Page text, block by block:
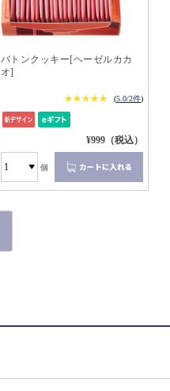
バトンクッキー[ヘーゼルカカ
オ]
★★★★★
★★★★★ (5.0/2件)
¥999（税込）
個